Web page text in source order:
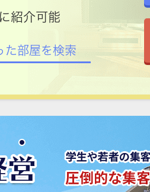
紹介可能
た部屋を検索